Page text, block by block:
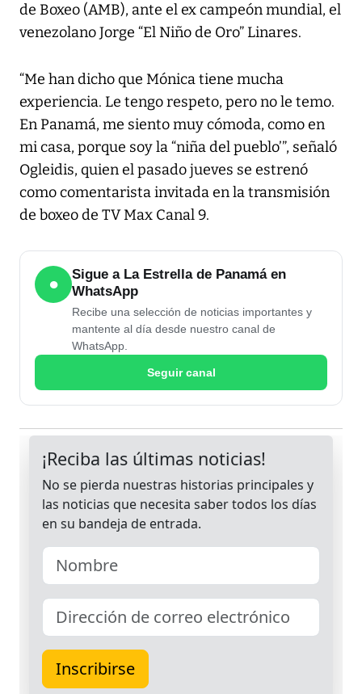
de Boxeo (AMB), ante el ex campeón mundial, el
venezolano Jorge “El Niño de Oro” Linares.
“Me han dicho que Mónica tiene mucha
experiencia. Le tengo respeto, pero no le temo.
En Panamá, me siento muy cómoda, como en
mi casa, porque soy la “niña del pueblo’”, señaló
Ogleidis, quien el pasado jueves se estrenó
como comentarista invitada en la transmisión
de boxeo de TV Max Canal 9.
●
Sigue a La Estrella de Panamá en
WhatsApp
Recibe una selección de noticias importantes y
mantente al día desde nuestro canal de
WhatsApp.
Seguir canal